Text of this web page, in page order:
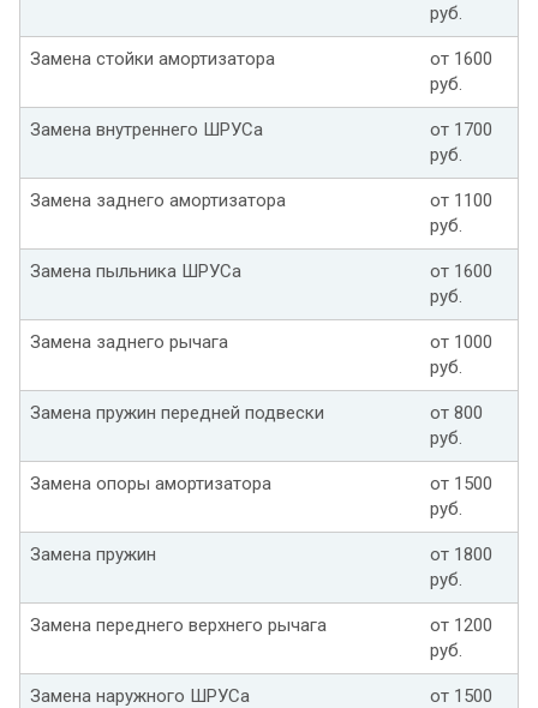
руб.
Замена стойки амортизатора
от 1600
руб.
Замена внутреннего ШРУСа
от 1700
руб.
Замена заднего амортизатора
от 1100
руб.
Замена пыльника ШРУСа
от 1600
руб.
Замена заднего рычага
от 1000
руб.
Замена пружин передней подвески
от 800
руб.
Замена опоры амортизатора
от 1500
руб.
Замена пружин
от 1800
руб.
Замена переднего верхнего рычага
от 1200
руб.
Замена наружного ШРУСа
от 1500